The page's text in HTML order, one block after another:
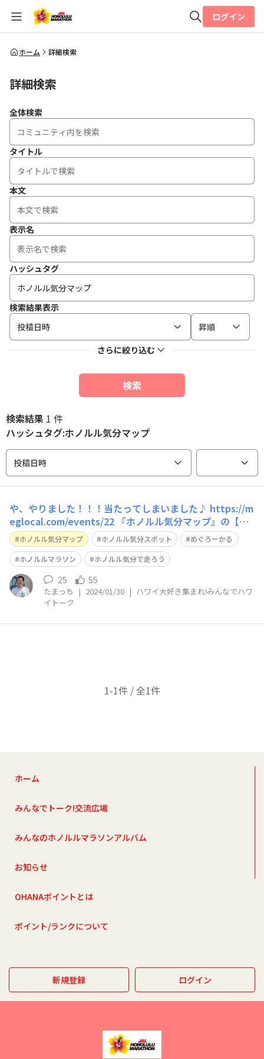
全体検索
ログイン
ホーム 詳細検索
詳細検索
全体検索
タイトル
本文
表示名
ハッシュタグ
検索結果表示
投稿日時
昇順
さらに絞り込む
検索
検索結果 1 件
ハッシュタグ:ホノルル気分マップ
投稿日時
や、やりました！！！当たってしまいました♪ https://m
eglocal.com/events/22 『ホノルル気分マップ』の【ホ
ノルル気分スポット登録キャンペーン】で当選して、ホノ
ルルマラソンオリジナルボトルポーチをいただける事
に！！ 🌈年男🌈の効果が、早速発揮されました🤙
ホノルル気分マップ ホノルル気分スポット
めぐろーかる
ホノルルマラソン
ホノルル気分で走ろう
25 55
たまっち | 2024/01/30 | ハワイ大好き集まれ!みんなでハワ
イトーク
1-1件 / 全1件
ホーム
みんなでトーク!交流広場
みんなのホノルルマラソンアルバム
お知らせ
OHANAポイントとは
ポイント/ランクについて
新規登録 ログイン